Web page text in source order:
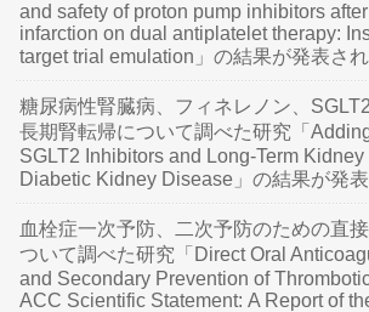
and safety of proton pump inhibitors
infarction on dual antiplatelet therapy:
target trial emulation」の結果が発表され
糖尿病性腎臓病、フィネレノン、
長期腎転帰について調べた研究「
SGLT2 Inhibitors and Long-Term
Diabetic Kidney Disease」の結果が発表
血栓症一次予防、二次予防のための直
ついて調べた研究「Direct Oral
and Secondary Prevention of
ACC Scientific Statement: A Report of